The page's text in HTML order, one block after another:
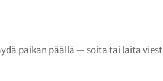
paikan päällä — soita tai laita